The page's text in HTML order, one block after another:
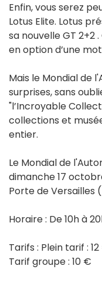
Enfin, vous serez
Lotus Elite. Lotus
sa nouvelle GT
en option d’une
Mais le Mondial de
surprises, sans
"l’Incroyable
collections et
entier.
Le Mondial de
dimanche 17
Porte de Versailles
Horaire : De 10h à
Tarifs : Plein tarif :
Tarif groupe : 10 €